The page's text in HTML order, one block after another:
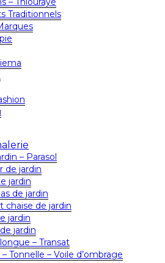
Traditionnels
– Parasol
de jardin
jardin
de jardin
chaise de jardin
jardin
jardin
– Transat
– Tonnelle – Voile d’ombrage